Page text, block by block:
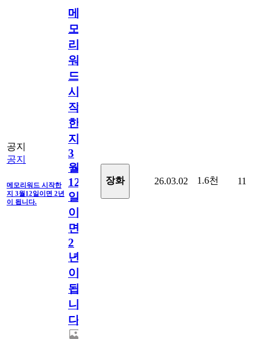
공지
공지
메모리워드 시작한
지 3월12일이면 2년
이 됩니다.
메
모
리
워
드
시
작
한
지
3
월
12
일
이
면
2
년
이
됩
니
다.
장화 26.03.02 1.6천 11